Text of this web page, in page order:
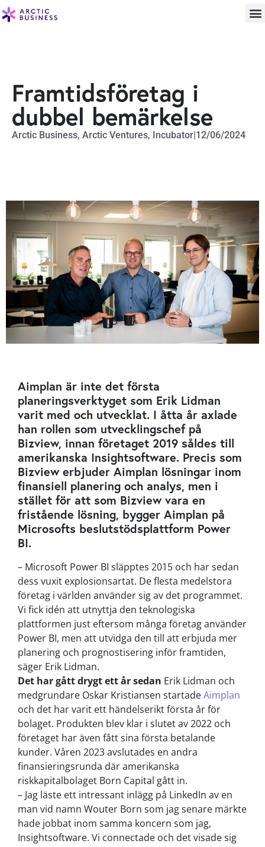
Framtidsföretag i
dubbel bemärkelse
Arctic Business, Arctic Ventures, Incubator|12/06/2024
Aimplan är inte det första
planeringsverktyget som Erik Lidman
varit med och utvecklat. I åtta år axlade
han rollen som utvecklingschef på
Bizview, innan företaget 2019 såldes till
amerikanska Insightsoft­ware. Precis som
Bizview erbjuder Aimplan lösningar inom
finansiell planering och analys, men i
stället för att som Bizview vara en
fristående lösning, bygger Aimplan på
Microsofts beslutstödsplattform Power
BI.
– Microsoft Power BI släpptes 2015 och har sedan
dess vuxit explosionsartat. De flesta medelstora
företag i världen använder sig av det programmet.
Vi fick idén att utnyttja den teknologiska
plattformen just eftersom många företag använder
Power BI, men att utvidga den till att erbjuda mer
planering och prognostisering inför framtiden,
säger Erik Lidman.
Det har gått drygt ett år sedan Erik Lidman och
medgrundare Oskar Kristiansen startadeAimplan
och det har varit ett händelserikt första år för
bolaget. Produkten blev klar i slutet av 2022 och
företaget har även fått sina första betalande
kunder. Våren 2023 avslutades en andra
finansieringsrunda där amerikanska
riskkapitalbolaget Born Capital gått in.
– Jag läste ett intressant inlägg på LinkedIn av en
man vid namn Wouter Born som jag senare märkte
hade jobbat inom samma koncern som jag,
Insightsoftware. Vi connectade och det visade sig